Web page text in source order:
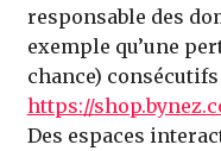
responsable des
exemple qu’une
chance)
https://
Des espaces